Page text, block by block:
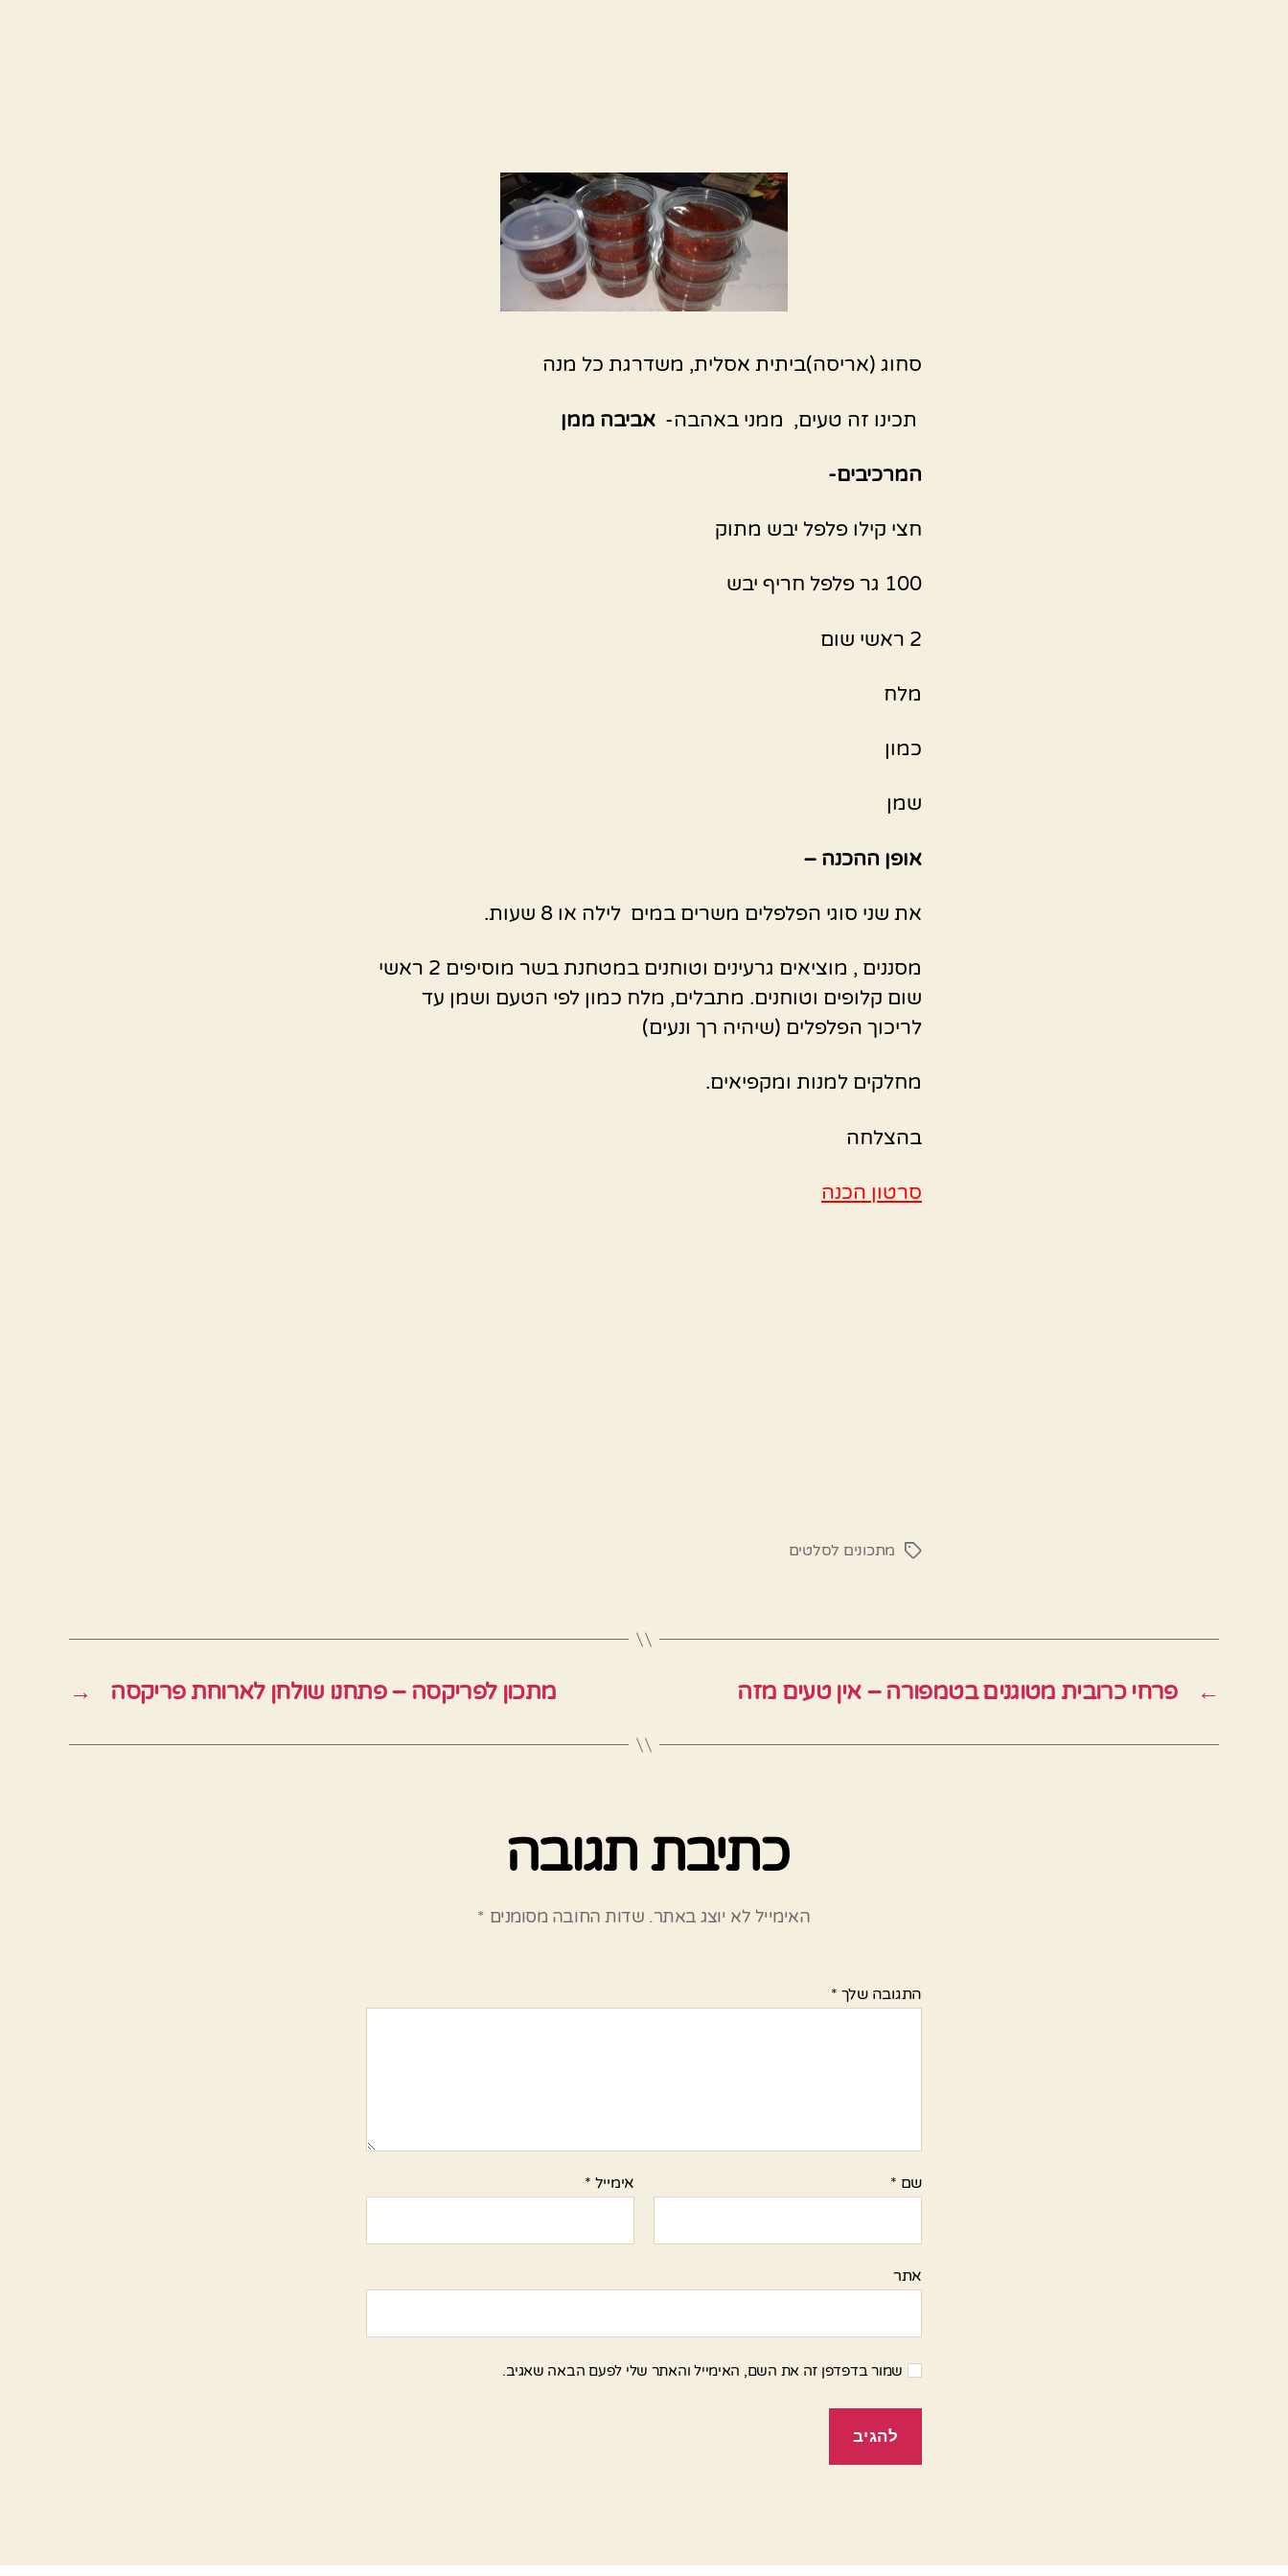
סחוג (אריסה)ביתית אסלית, משדרגת כל מנה
תכינו זה טעים, ממני באהבה- אביבה ממן
המרכיבים-
חצי קילו פלפל יבש מתוק
100 גר פלפל חריף יבש
2 ראשי שום
מלח
כמון
שמן
אופן ההכנה –
את שני סוגי הפלפלים משרים במים לילה או 8 שעות.
מסננים , מוציאים גרעינים וטוחנים במטחנת בשר מוסיפים 2 ראשי
שום קלופים וטוחנים. מתבלים, מלח כמון לפי הטעם ושמן עד
לריכוך הפלפלים (שיהיה רך ונעים)
מחלקים למנות ומקפיאים.
בהצלחה
סרטון הכנה
תגיותמתכונים לסלטים
← פרחי כרובית מטוגנים בטמפורה – אין טעים מזה → מתכון לפריקסה – פתחנו שולחן לארוחת פריקסה
כתיבת תגובה
האימייל לא יוצג באתר. שדות החובה מסומנים *
התגובה שלך *
שם * אימייל *
אתר
שמור בדפדפן זה את השם, האימייל והאתר שלי לפעם הבאה שאגיב.